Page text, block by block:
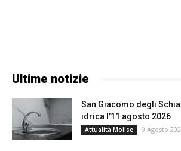
Ultime notizie
San Giacomo degli
idrica l’11 agosto 2026
Attualità Molise 9 Agosto